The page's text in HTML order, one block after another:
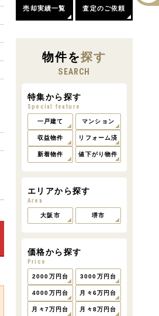
売却実績一覧 査定のご依頼
物件を探す
SEARCH
特集から探す
Special feature
一戸建て マンション
収益物件 リフォーム済
新着物件 値下がり物件
エリアから探す
Area
大阪市 堺市
価格から探す
Price
2000万円台 3000万円台
4000万円台 月々6万円台
月々7万円台 月々8万円台